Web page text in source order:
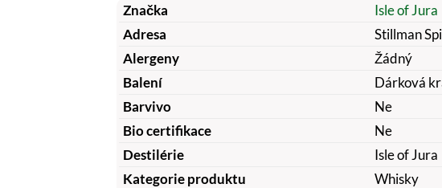
Značka
Isle of Jura
Adresa
Stillman
Alergeny
Žádný
Balení
Dárková
Barvivo
Ne
Bio certifikace
Ne
Destilérie
Isle of Jura
Kategorie produktu
Whisky